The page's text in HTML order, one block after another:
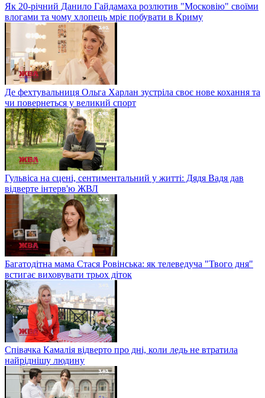
Як 20-річний Данило Гайдамаха розлютив "Московію" своїми
влогами та чому хлопець мріє побувати в Криму
Де фехтувальниця Ольга Харлан зустріла своє нове кохання та
чи повернеться у великий спорт
Гульвіса на сцені, сентиментальний у житті: Дядя Вадя дав
відверте інтерв'ю ЖВЛ
Багатодітна мама Стася Ровінська: як телеведуча "Твого дня"
встигає виховувати трьох діток
Співачка Камалія відверто про дні, коли ледь не втратила
найріднішу людину